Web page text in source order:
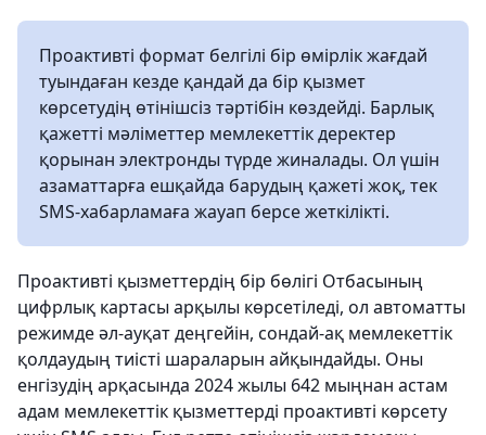
Проактивті формат белгілі бір өмірлік жағдай
туындаған кезде қандай да бір қызмет
көрсетудің өтінішсіз тәртібін көздейді. Барлық
қажетті мәліметтер мемлекеттік деректер
қорынан электронды түрде жиналады. Ол үшін
азаматтарға ешқайда барудың қажеті жоқ, тек
SMS-хабарламаға жауап берсе жеткілікті.
Проактивті қызметтердің бір бөлігі Отбасының
цифрлық картасы арқылы көрсетіледі, ол автоматты
режимде әл-ауқат деңгейін, сондай-ақ мемлекеттік
қолдаудың тиісті шараларын айқындайды. Оны
енгізудің арқасында 2024 жылы 642 мыңнан астам
адам мемлекеттік қызметтерді проактивті көрсету